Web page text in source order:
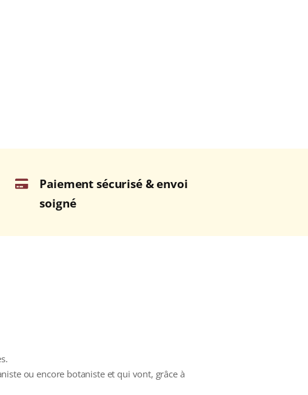
Paiement sécurisé & envoi
soigné
ou encore botaniste et qui vont, grâce à